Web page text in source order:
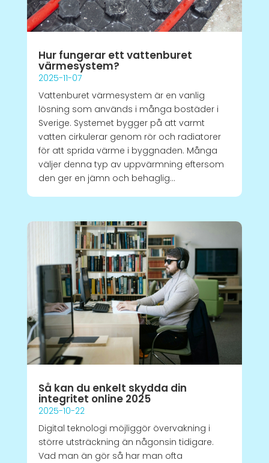
Hur fungerar ett vattenburet
värmesystem?
2025-11-07
Vattenburet värmesystem är en vanlig
lösning som används i många bostäder i
Sverige. Systemet bygger på att varmt
vatten cirkulerar genom rör och radiatorer
för att sprida värme i byggnaden. Många
väljer denna typ av uppvärmning eftersom
den ger en jämn och behaglig...
Så kan du enkelt skydda din
integritet online 2025
2025-10-22
Digital teknologi möjliggör övervakning i
större utsträckning än någonsin tidigare.
Vad man än gör så har man ofta